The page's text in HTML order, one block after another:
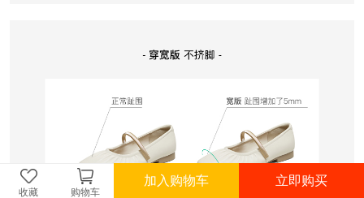
收藏 购物车
加入购物车 立即购买